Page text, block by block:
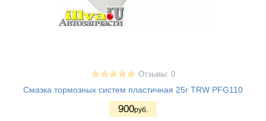
Отзывы: 0
Смазка тормозных систем пластичная 25г TRW PFG110
900руб.